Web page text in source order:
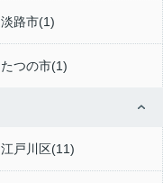
淡路市(1)
たつの市(1)
江戸川区(11)